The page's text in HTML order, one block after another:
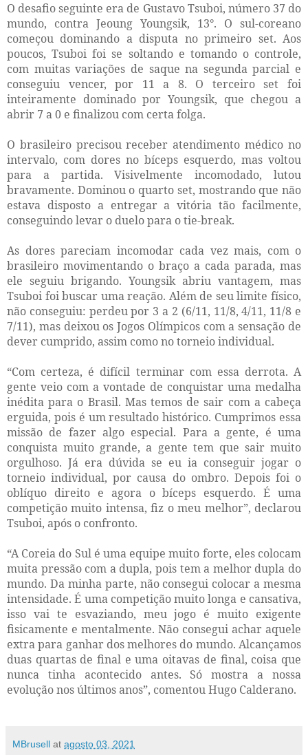
O desafio seguinte era de Gustavo Tsuboi, número 37 do
mundo, contra Jeoung Youngsik, 13°. O sul-coreano
começou dominando a disputa no primeiro set. Aos
poucos, Tsuboi foi se soltando e tomando o controle,
com muitas variações de saque na segunda parcial e
conseguiu vencer, por 11 a 8. O terceiro set foi
inteiramente dominado por Youngsik, que chegou a
abrir 7 a 0 e finalizou com certa folga.
O brasileiro precisou receber atendimento médico no
intervalo, com dores no bíceps esquerdo, mas voltou
para a partida. Visivelmente incomodado, lutou
bravamente. Dominou o quarto set, mostrando que não
estava disposto a entregar a vitória tão facilmente,
conseguindo levar o duelo para o tie-break.
As dores pareciam incomodar cada vez mais, com o
brasileiro movimentando o braço a cada parada, mas
ele seguiu brigando. Youngsik abriu vantagem, mas
Tsuboi foi buscar uma reação. Além de seu limite físico,
não conseguiu: perdeu por 3 a 2 (6/11, 11/8, 4/11, 11/8 e
7/11), mas deixou os Jogos Olímpicos com a sensação de
dever cumprido, assim como no torneio individual.
“Com certeza, é difícil terminar com essa derrota. A
gente veio com a vontade de conquistar uma medalha
inédita para o Brasil. Mas temos de sair com a cabeça
erguida, pois é um resultado histórico. Cumprimos essa
missão de fazer algo especial. Para a gente, é uma
conquista muito grande, a gente tem que sair muito
orgulhoso. Já era dúvida se eu ia conseguir jogar o
torneio individual, por causa do ombro. Depois foi o
oblíquo direito e agora o bíceps esquerdo. É uma
competição muito intensa, fiz o meu melhor”, declarou
Tsuboi, após o confronto.
“A Coreia do Sul é uma equipe muito forte, eles colocam
muita pressão com a dupla, pois tem a melhor dupla do
mundo. Da minha parte, não consegui colocar a mesma
intensidade. É uma competição muito longa e cansativa,
isso vai te esvaziando, meu jogo é muito exigente
fisicamente e mentalmente. Não consegui achar aquele
extra para ganhar dos melhores do mundo. Alcançamos
duas quartas de final e uma oitavas de final, coisa que
nunca tinha acontecido antes. Só mostra a nossa
evolução nos últimos anos”, comentou Hugo Calderano.
MBrusell at agosto 03, 2021